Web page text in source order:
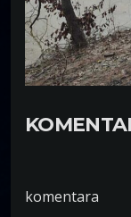
komentara